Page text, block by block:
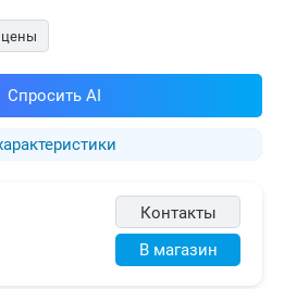
цены
Спросить AI
Контакты
В магазин